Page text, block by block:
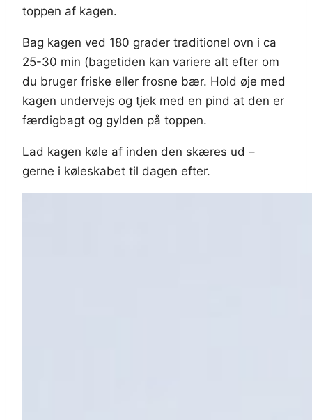
toppen af kagen.
Bag kagen ved 180 grader traditionel ovn i ca
25-30 min (bagetiden kan variere alt efter om
du bruger friske eller frosne bær. Hold øje med
kagen undervejs og tjek med en pind at den er
færdigbagt og gylden på toppen.
Lad kagen køle af inden den skæres ud –
gerne i køleskabet til dagen efter.